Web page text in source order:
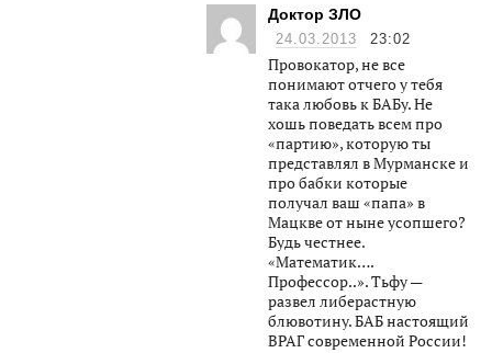
Доктор ЗЛО
24.03.2013 23:02
Провокатор, не все
понимают отчего у тебя
така любовь к БАБу. Не
хошь поведать всем про
«партию», которую ты
представлял в Мурманске и
про бабки которые
получал ваш «папа» в
Мацкве от ныне усопшего?
Будь честнее.
«Математик….
Профессор..». Тьфу —
развел либерастную
блювотину. БАБ настоящий
ВРАГ современной России!